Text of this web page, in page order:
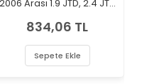
2006 Arası 1.9 JTD, 2.4 JTD
Filtresi
834,06 TL
Sepete Ekle